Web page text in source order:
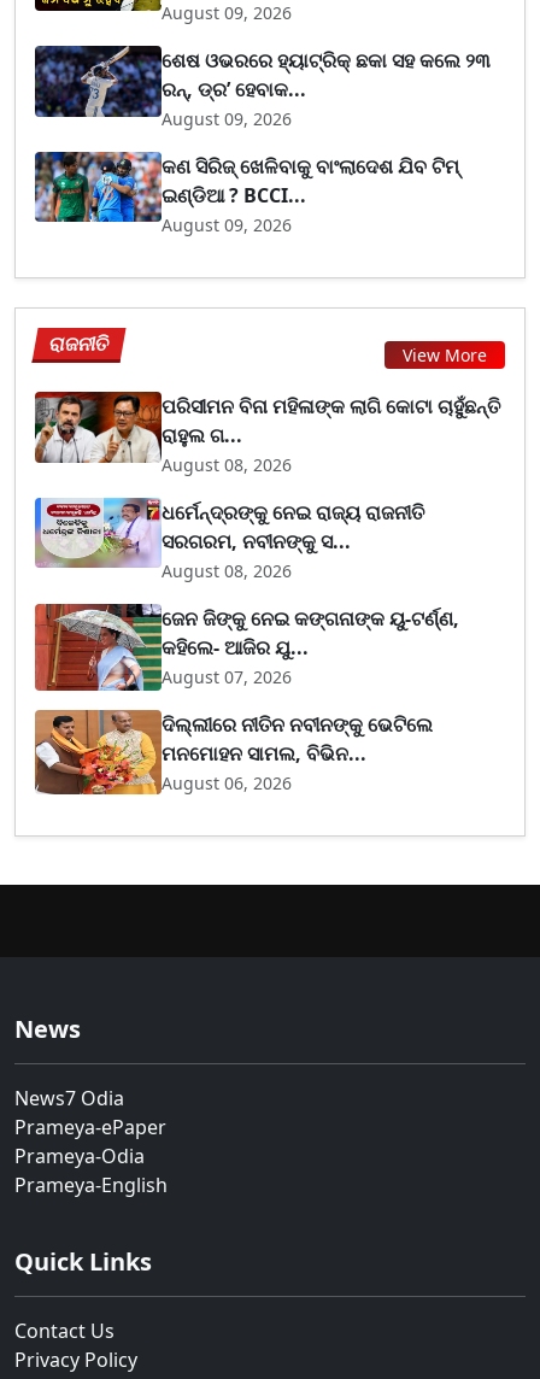
August 09, 2026
ଶେଷ ଓଭରରେ ହ୍ୟାଟ୍ରିକ୍ ଛକା ସହ କଲେ ୨୩
ରନ୍, ଡ୍ର’ ହେବାକ...
August 09, 2026
କଣ ସିରିଜ୍ ଖେଳିବାକୁ ବାଂଲାଦେଶ ଯିବ ଟିମ୍
ଇଣ୍ଡିଆ ? BCCI...
August 09, 2026
ରାଜନୀତି View More
ପରିସୀମନ ବିନା ମହିଳାଙ୍କ ଲାଗି କୋଟା ଚାହୁଁଛନ୍ତି
ରାହୁଲ ଗ...
August 08, 2026
ଧର୍ମେନ୍ଦ୍ରଙ୍କୁ ନେଇ ରାଜ୍ୟ ରାଜନୀତି
ସରଗରମ, ନବୀନଙ୍କୁ ସ...
August 08, 2026
ଜେନ ଜିଙ୍କୁ ନେଇ କଙ୍ଗନାଙ୍କ ୟୁ-ଟର୍ଣ୍ଣ,
କହିଲେ- ଆଜିର ଯୁ...
August 07, 2026
ଦିଲ୍ଲୀରେ ନୀତିନ ନବୀନଙ୍କୁ ଭେଟିଲେ
ମନମୋହନ ସାମଲ, ବିଭିନ...
August 06, 2026
News
News7 Odia
Prameya-ePaper
Prameya-Odia
Prameya-English
Quick Links
Contact Us
Privacy Policy